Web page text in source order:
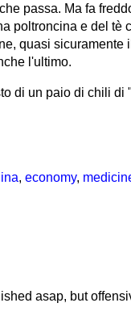
passa. Ma fa
poltroncina e del tè
quasi sicuramente
l'ultimo.
di un paio di chili di
, economy,
asap, but